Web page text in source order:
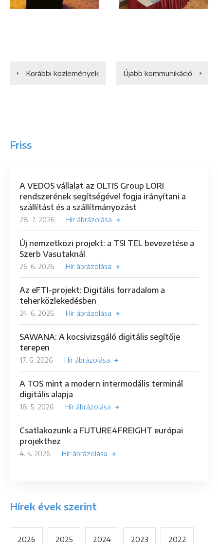
Korábbi közlemények Újabb kommunikáció
Friss
A VEDOS vállalat az OLTIS Group LORI
rendszerének segítségével fogja irányítani a
szállítást és a szállítmányozást
28. 7. 2026 Hír ábrázolása
Új nemzetközi projekt: a TSI TEL bevezetése a
Szerb Vasutaknál
26. 6. 2026 Hír ábrázolása
Az eFTI-projekt: Digitális forradalom a
teherközlekedésben
24. 6. 2026 Hír ábrázolása
SAWANA: A kocsivizsgáló digitális segítője
terepen
17. 6. 2026 Hír ábrázolása
A TOS mint a modern intermodális terminál
digitális alapja
18. 5. 2026 Hír ábrázolása
Csatlakozunk a FUTURE4FREIGHT európai
projekthez
4. 5. 2026 Hír ábrázolása
Hírek évek szerint
2026 2025 2024 2023 2022